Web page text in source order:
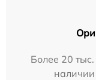
Более 20